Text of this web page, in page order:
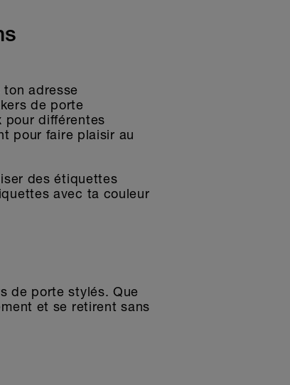
adresse
de porte
pour différentes
pour faire plaisir au
des étiquettes
avec ta couleur
de porte stylés. Que
et se retirent sans